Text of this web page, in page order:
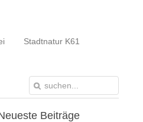
Stadtnatur K61
Beiträge